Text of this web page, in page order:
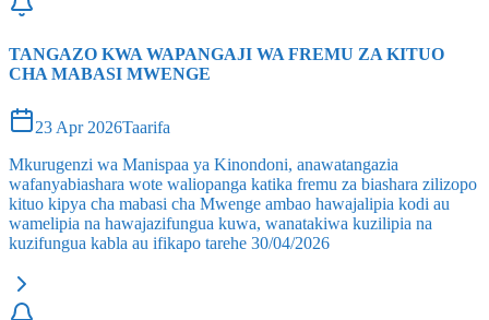
TANGAZO KWA WAPANGAJI WA FREMU ZA KITUO
CHA MABASI MWENGE
23 Apr 2026Taarifa
Mkurugenzi wa Manispaa ya Kinondoni, anawatangazia
wafanyabiashara wote waliopanga katika fremu za biashara zilizopo
kituo kipya cha mabasi cha Mwenge ambao hawajalipia kodi au
wamelipia na hawajazifungua kuwa, wanatakiwa kuzilipia na
kuzifungua kabla au ifikapo tarehe 30/04/2026